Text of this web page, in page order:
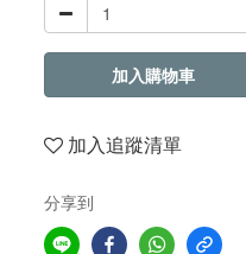
加入購物車
加入追蹤清單
分享到